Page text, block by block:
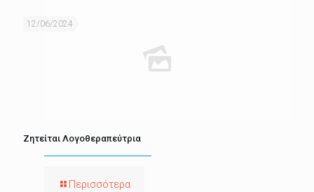
12/06/2024
Ζητείται Λογοθεραπεύτρια
Περισσότερα